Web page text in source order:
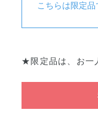
こちらは限定品
★限定品は、お一